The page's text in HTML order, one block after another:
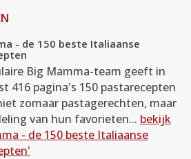
- de 150 beste Italiaanse
Big Mamma-team geeft in
416 pagina's 150 pastarecepten
zomaar pastagerechten, maar
van hun favorieten... bekijk
- de 150 beste Italiaanse